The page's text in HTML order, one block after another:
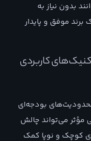
بدون نیاز به
موفق و پایدار
کاربردی
بودجه‌ای
مؤثر می‌تواند چالش
کوچک و نوپا کمک